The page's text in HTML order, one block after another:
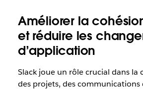
Améliorer la
et réduire les
d’application
Slack joue un rôle crucial dans la
des projets, des communications